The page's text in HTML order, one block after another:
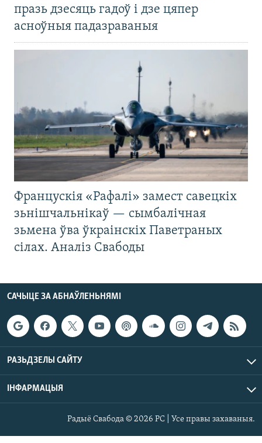
празь дзесяць гадоў і дзе цяпер
асноўныя падазраваныя
Францускія «Рафалі» замест савецкіх
зьнішчальнікаў — сымбалічная
зьмена ўва ўкраінскіх Паветраных
сілах. Аналіз Свабоды
САЧЫЦЕ ЗА АБНАЎЛЕНЬНЯМІ
РАЗЬДЗЕЛЫ САЙТУ
ІНФАРМАЦЫЯ
Радыё Свабода © 2026 РС | Усе правы захаваныя.